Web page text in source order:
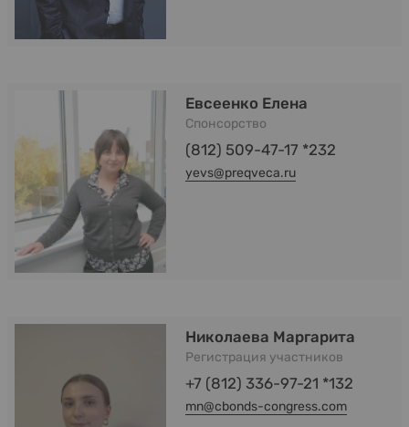
Евсеенко Елена
Спонсорство
(812) 509-47-17 *232
yevs@preqveca.ru
Николаева Маргарита
Регистрация участников
+7 (812) 336-97-21 *132
mn@cbonds-congress.com